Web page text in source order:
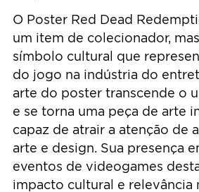
O Poster Red Dead
um item de colecionador,
símbolo cultural que
do jogo na indústria do
arte do poster transcende o
e se torna uma peça de arte
capaz de atrair a atenção de
arte e design. Sua presença
eventos de videogames
impacto cultural e relevância